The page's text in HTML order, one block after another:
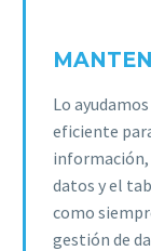
Lo
eficiente
información,
datos y el
como
gestión de